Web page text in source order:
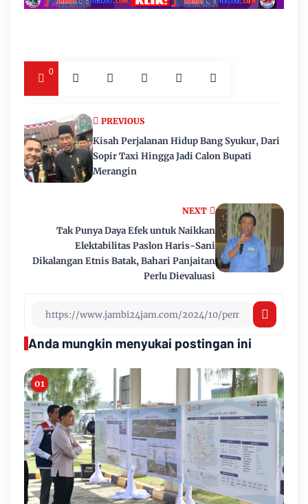
0
NEXT
Tak Punya Daya Efek untuk Naikkan
Elektabilitas Paslon Haris-Sani
Dikalangan Etnis Batak, Bahari Panjaitan
Perlu Dievaluasi
PREVIOUS
Kisah Perjalanan Hidup Bang Syukur, Dari
Sopir Taxi Hingga Jadi Calon Bupati
Merangin
Anda mungkin menyukai postingan ini